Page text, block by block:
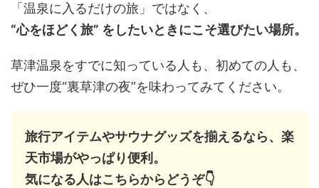
「温泉に入るだけの旅」ではなく、
“心をほどく旅” をしたいときにこそ選びたい場所。
草津温泉をすでに知っている人も、初めての人も、
ぜひ一度“裏草津の夜”を味わってみてください。
旅行アイテムやサウナグッズを揃えるなら、楽
天市場がやっぱり便利。
気になる人はこちらからどうぞ👇